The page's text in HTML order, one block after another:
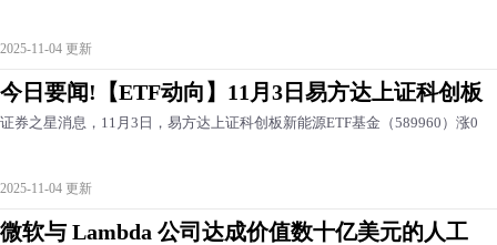
2025-11-04 更新
今日要闻!【ETF动向】11月3日易方达上证科创板
证券之星消息，11月3日，易方达上证科创板新能源ETF基金（589960）涨0
2025-11-04 更新
微软与 Lambda 公司达成价值数十亿美元的人工